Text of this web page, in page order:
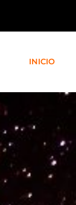
INICIO